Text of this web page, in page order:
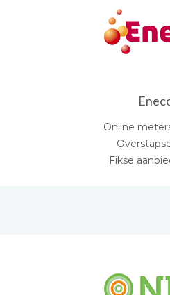
Online
Fikse